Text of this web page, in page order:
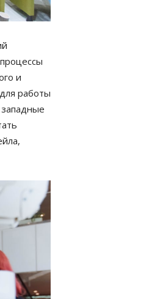
и
работы